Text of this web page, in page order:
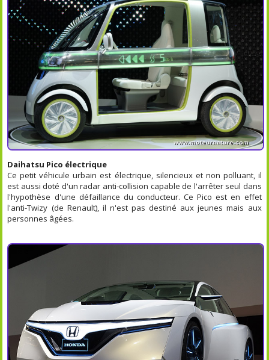
Daihatsu Pico électrique
Ce petit véhicule urbain est électrique, silencieux et non polluant, il
est aussi doté d'un radar anti-collision capable de l'arrêter seul dans
l'hypothèse d'une défaillance du conducteur. Ce Pico est en effet
l'anti-Twizy (de Renault), il n'est pas destiné aux jeunes mais aux
personnes âgées.